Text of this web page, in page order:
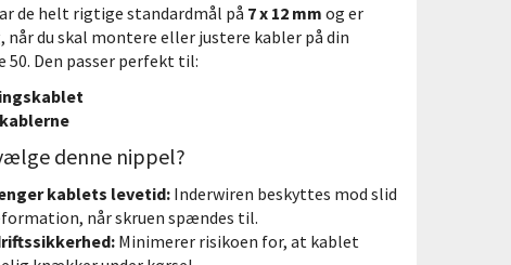
de helt rigtige standardmål på 7 x 12 mm og er
du skal montere eller justere kabler på din
50. Den passer perfekt til:
denne nippel?
kablets levetid:Inderwiren beskyttes mod slid
når skruen spændes til.
Minimerer risikoen for, at kablet